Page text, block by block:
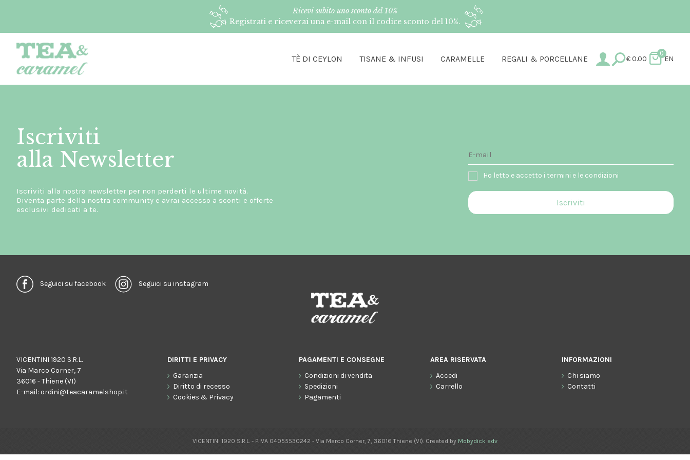
Ricevi subito uno sconto del 10%
Registrati e riceverai una e-mail con il codice sconto del 10%.
TÈ DI CEYLON TISANE & INFUSI CARAMELLE REGALI & PORCELLANE € 0.00
0
EN
Iscriviti
alla Newsletter
Iscriviti alla nostra newsletter per non perderti le ultime novità.
Diventa parte della nostra community e avrai accesso a sconti e offerte
esclusivi dedicati a te.
Ho letto e accetto i termini e le condizioni
Seguici su facebook Seguici su instagram
VICENTINI 1920 S.R.L.
Via Marco Corner, 7
36016 - Thiene (VI)
E-mail: ordini@teacaramelshop.it
DIRITTI E PRIVACY
Garanzia
Diritto di recesso
Cookies & Privacy
PAGAMENTI E CONSEGNE
Condizioni di vendita
Spedizioni
Pagamenti
AREA RISERVATA
Accedi
Carrello
INFORMAZIONI
Chi siamo
Contatti
VICENTINI 1920 S.R.L. - P.IVA 04055530242 - Via Marco Corner, 7, 36016 Thiene (VI). Created by Mobydick adv
Gli ordini effettuatidal 8 al 16 agosto compresi